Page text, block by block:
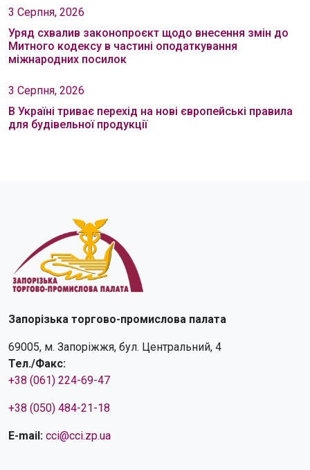
3 Серпня, 2026
Уряд схвалив законопроєкт щодо внесення змін до
Митного кодексу в частині оподаткування
міжнародних посилок
3 Серпня, 2026
В Україні триває перехід на нові європейські правила
для будівельної продукції
Запорізька торгово-промислова палата
69005, м. Запоріжжя, бул. Центральний, 4
Тел./Факс:
+38 (061) 224-69-47
+38 (050) 484-21-18
E-mail: cci@cci.zp.ua